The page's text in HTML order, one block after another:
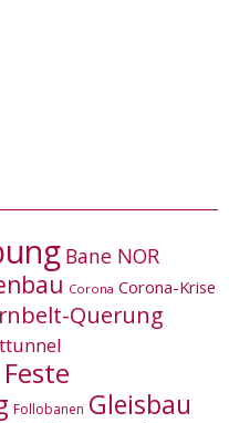
Bane NOR
Corona Corona-Krise
Querung
Feste
Follobanen Gleisbau